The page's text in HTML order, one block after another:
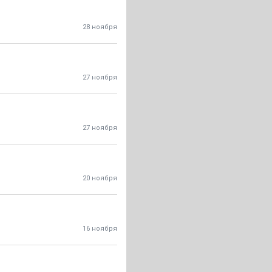
28 ноября
27 ноября
27 ноября
20 ноября
16 ноября